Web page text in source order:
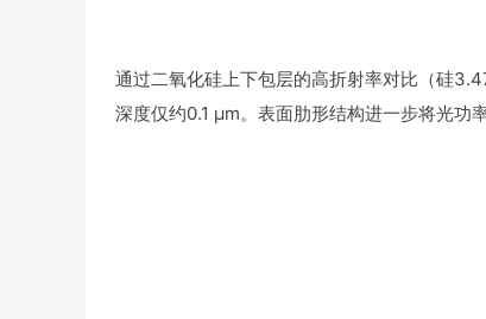
通过二氧化硅上下包层的高折射率对比（硅
深度仅约0.1 μm。表面肋形结构进一步将光功